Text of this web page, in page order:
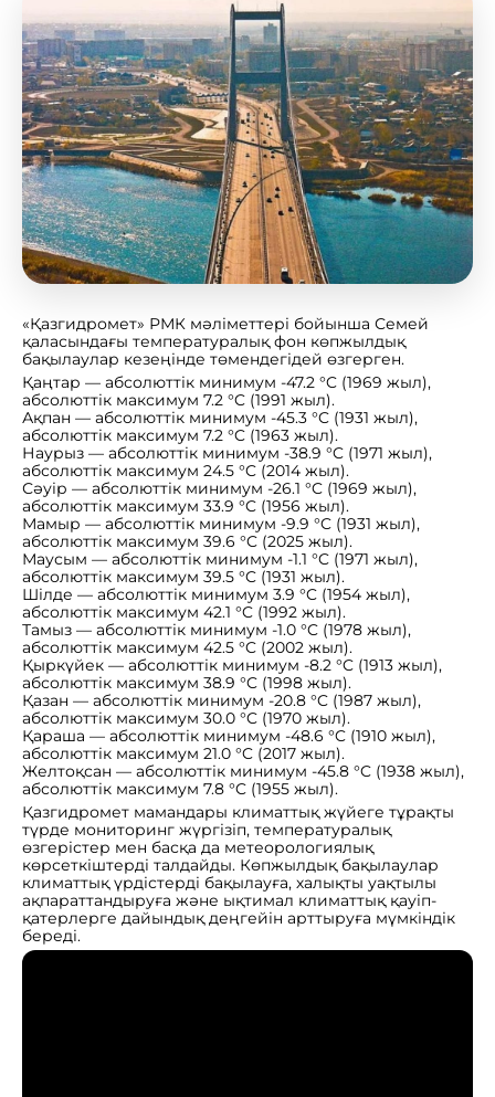
«Қазгидромет» РМК мәліметтері бойынша Семей
қаласындағы температуралық фон көпжылдық
бақылаулар кезеңінде төмендегідей өзгерген.
Қаңтар — абсолюттік минимум -47.2 °C (1969 жыл),
абсолюттік максимум 7.2 °C (1991 жыл).
Ақпан — абсолюттік минимум -45.3 °C (1931 жыл),
абсолюттік максимум 7.2 °C (1963 жыл).
Наурыз — абсолюттік минимум -38.9 °C (1971 жыл),
абсолюттік максимум 24.5 °C (2014 жыл).
Сәуір — абсолюттік минимум -26.1 °C (1969 жыл),
абсолюттік максимум 33.9 °C (1956 жыл).
Мамыр — абсолюттік минимум -9.9 °C (1931 жыл),
абсолюттік максимум 39.6 °C (2025 жыл).
Маусым — абсолюттік минимум -1.1 °C (1971 жыл),
абсолюттік максимум 39.5 °C (1931 жыл).
Шілде — абсолюттік минимум 3.9 °C (1954 жыл),
абсолюттік максимум 42.1 °C (1992 жыл).
Тамыз — абсолюттік минимум -1.0 °C (1978 жыл),
абсолюттік максимум 42.5 °C (2002 жыл).
Қыркүйек — абсолюттік минимум -8.2 °C (1913 жыл),
абсолюттік максимум 38.9 °C (1998 жыл).
Қазан — абсолюттік минимум -20.8 °C (1987 жыл),
абсолюттік максимум 30.0 °C (1970 жыл).
Қараша — абсолюттік минимум -48.6 °C (1910 жыл),
абсолюттік максимум 21.0 °C (2017 жыл).
Желтоқсан — абсолюттік минимум -45.8 °C (1938 жыл),
абсолюттік максимум 7.8 °C (1955 жыл).
Қазгидромет мамандары климаттық жүйеге тұрақты
түрде мониторинг жүргізіп, температуралық
өзгерістер мен басқа да метеорологиялық
көрсеткіштерді талдайды. Көпжылдық бақылаулар
климаттық үрдістерді бақылауға, халықты уақтылы
ақпараттандыруға және ықтимал климаттық қауіп-
қатерлерге дайындық деңгейін арттыруға мүмкіндік
береді.